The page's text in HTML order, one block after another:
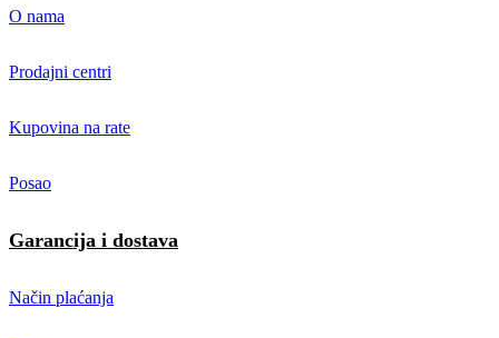
O nama
Prodajni centri
Kupovina na rate
Posao
Garancija i dostava
Način plaćanja